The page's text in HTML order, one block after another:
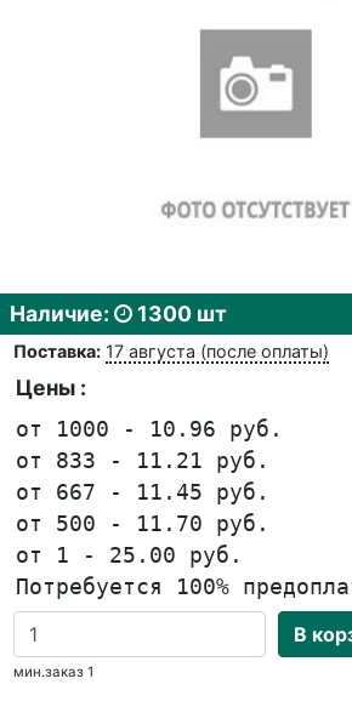
Наличие: 1300 шт
Поставка: 17 августа (после оплаты)
Цены :
от 1000 - 10.96 руб.
от 833 - 11.21 руб.
от 667 - 11.45 руб.
от 500 - 11.70 руб.
от 1 - 25.00 руб.
Потребуется 100%
В
мин.заказ 1